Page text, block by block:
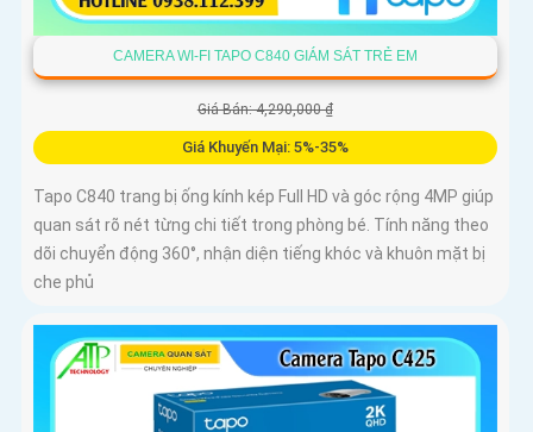
CAMERA WI-FI TAPO C840 GIÁM SÁT TRẺ EM
Giá Bán: 4,290,000 ₫
Giá Khuyến Mại: 5%-35%
Tapo C840 trang bị ống kính kép Full HD và góc rộng 4MP giúp
quan sát rõ nét từng chi tiết trong phòng bé. Tính năng theo
dõi chuyển động 360°, nhận diện tiếng khóc và khuôn mặt bị
che phủ